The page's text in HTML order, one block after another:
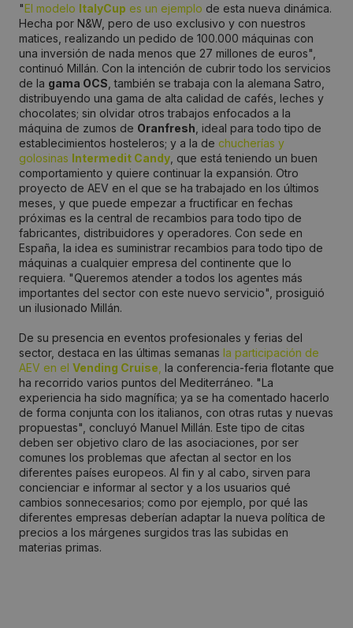
"El modelo ItalyCup es un ejemplo de esta nueva dinámica.
Hecha por N&W, pero de uso exclusivo y con nuestros
matices, realizando un pedido de 100.000 máquinas con
una inversión de nada menos que 27 millones de euros",
continuó Millán. Con la intención de cubrir todo los servicios
de la gama OCS , también se trabaja con la alemana Satro,
distribuyendo una gama de alta calidad de cafés, leches y
chocolates; sin olvidar otros trabajos enfocados a la
máquina de zumos de Oranfresh , ideal para todo tipo de
establecimientos hosteleros; y a la de chucherías y
golosinas Intermedit Candy , que está teniendo un buen
comportamiento y quiere continuar la expansión. Otro
proyecto de AEV en el que se ha trabajado en los últimos
meses, y que puede empezar a fructificar en fechas
próximas es la central de recambios para todo tipo de
fabricantes, distribuidores y operadores. Con sede en
España, la idea es suministrar recambios para todo tipo de
máquinas a cualquier empresa del continente que lo
requiera. "Queremos atender a todos los agentes más
importantes del sector con este nuevo servicio", prosiguió
un ilusionado Millán.
De su presencia en eventos profesionales y ferias del
sector, destaca en las últimas semanas la participación de
AEV en el Vending Cruise la conferencia-feria flotante que
ha recorrido varios puntos del Mediterráneo. "La
experiencia ha sido magnífica; ya se ha comentado hacerlo
de forma conjunta con los italianos, con otras rutas y nuevas
propuestas", concluyó Manuel Millán. Este tipo de citas
deben ser objetivo claro de las asociaciones, por ser
comunes los problemas que afectan al sector en los
diferentes países europeos. Al fin y al cabo, sirven para
concienciar e informar al sector y a los usuarios qué
cambios sonnecesarios; como por ejemplo, por qué las
diferentes empresas deberían adaptar la nueva política de
precios a los márgenes surgidos tras las subidas en
materias primas.